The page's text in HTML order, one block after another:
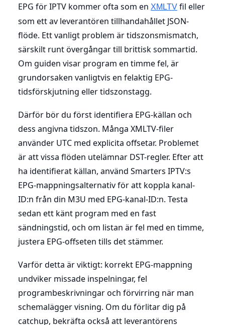
EPG för IPTV kommer ofta som en XMLTV fil eller
som ett av leverantören tillhandahållet JSON-
flöde. Ett vanligt problem är tidszonsmismatch,
särskilt runt övergångar till brittisk sommartid.
Om guiden visar program en timme fel, är
grundorsaken vanligtvis en felaktig EPG-
tidsförskjutning eller tidszonstagg.
Därför bör du först identifiera EPG-källan och
dess angivna tidszon. Många XMLTV-filer
använder UTC med explicita offsetar. Problemet
är att vissa flöden utelämnar DST-regler. Efter att
ha identifierat källan, använd Smarters IPTV:s
EPG-mappningsalternativ för att koppla kanal-
ID:n från din M3U med EPG-kanal-ID:n. Testa
sedan ett känt program med en fast
sändningstid, och om listan är fel med en timme,
justera EPG-offseten tills det stämmer.
Varför detta är viktigt: korrekt EPG-mappning
undviker missade inspelningar, fel
programbeskrivningar och förvirring när man
schemalägger visning. Om du förlitar dig på
catchup, bekräfta också att leverantörens